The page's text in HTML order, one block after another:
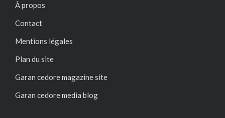
À propos
Contact
Mentions légales
Plan du site
Garan cedore magazine site
Garan cedore media blog